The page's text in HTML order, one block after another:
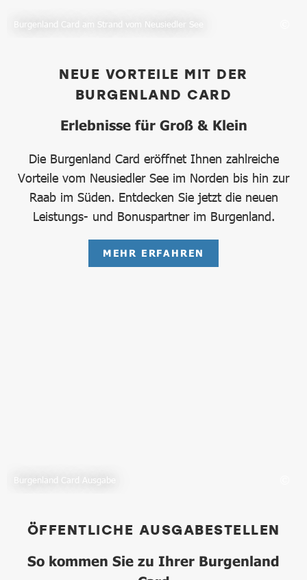
Burgenland Card am Strand vom Neusiedler See
NEUE VORTEILE MIT DER
BURGENLAND CARD
Erlebnisse für Groß & Klein
Die Burgenland Card eröffnet Ihnen zahlreiche
Vorteile vom Neusiedler See im Norden bis hin zur
Raab im Süden. Entdecken Sie jetzt die neuen
Leistungs- und Bonuspartner im Burgenland.
MEHR ERFAHREN
Burgenland Card Ausgabe
ÖFFENTLICHE AUSGABESTELLEN
So kommen Sie zu Ihrer Burgenland